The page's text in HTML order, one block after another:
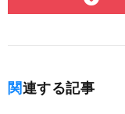
関連する記事